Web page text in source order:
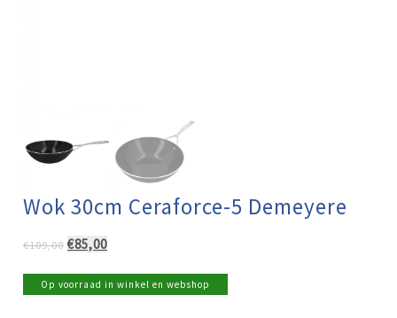
Wok 30cm Ceraforce-5 Demeyere
€109,00 Oorspronkelijke
was:
€109,00.
€85,00Huidige
is:
€85,00.
Op voorraad in winkel en webshop